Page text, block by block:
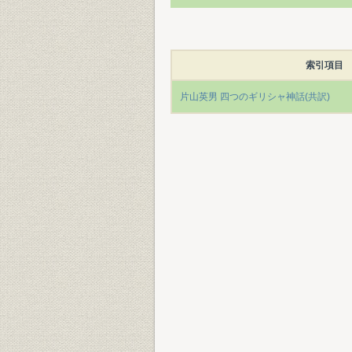
索引項目
片山英男 四つのギリシャ神話(共訳)